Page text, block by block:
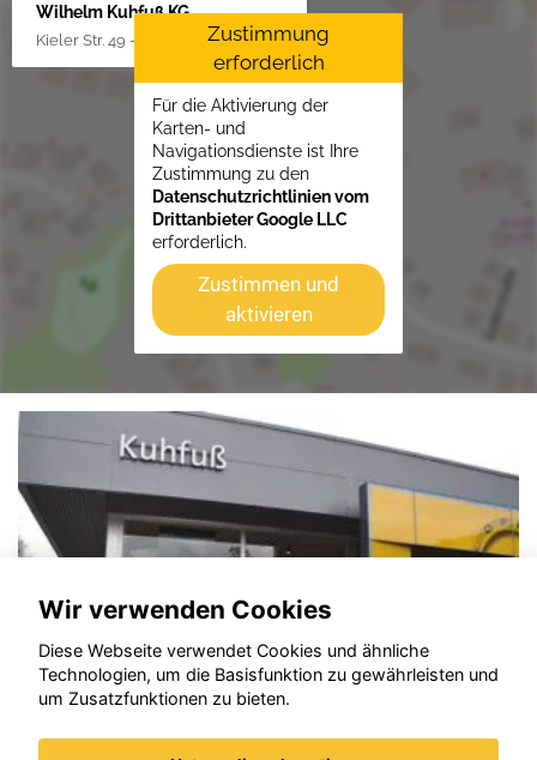
Wilhelm Kuhfuß KG
Kieler Str. 49 - 51, 25451 Quickborn
Zustimmung
erforderlich
Für die Aktivierung der
Karten- und
Navigationsdienste ist Ihre
Zustimmung zu den
Datenschutzrichtlinien vom
Drittanbieter Google LLC
erforderlich.
Zustimmen und
aktivieren
Wir verwenden Cookies
Diese Webseite verwendet Cookies und ähnliche
Technologien, um die Basisfunktion zu gewährleisten und
um Zusatzfunktionen zu bieten.